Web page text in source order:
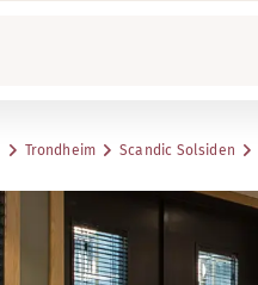
Trondheim Scandic Solsiden